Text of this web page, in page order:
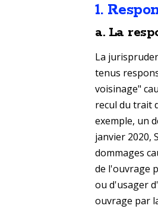
1.
a. La
La
tenus
voisinage"
recul du trait
exemple, un
janvier 2020,
dommages
de l'ouvrage
ou d'usager
ouvrage par